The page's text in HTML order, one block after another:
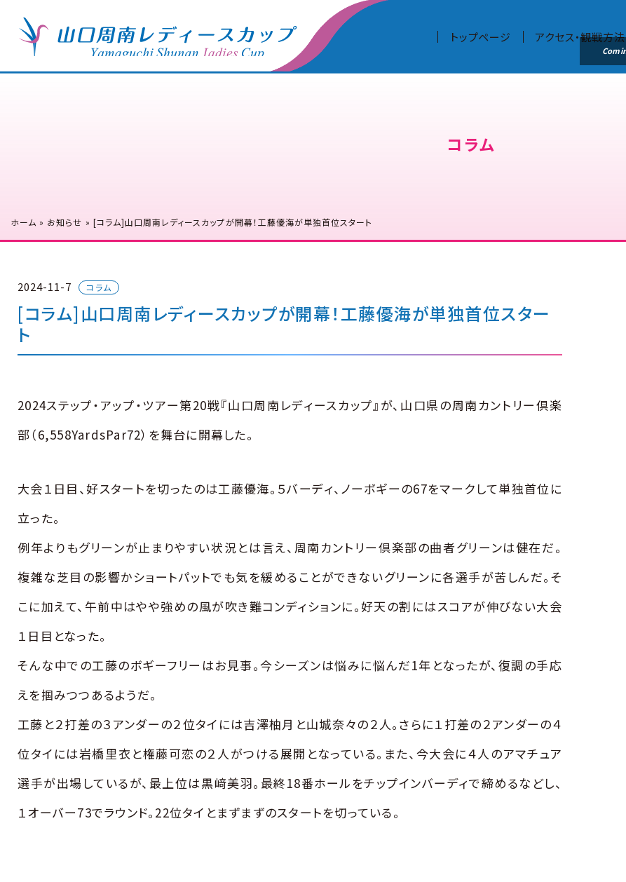
トップページ アクセス・観戦方法
コラム
ホーム » お知らせ » [コラム]山口周南レディースカップが開幕！工藤優海が単独首位スタート
2024-11-7 コラム
[コラム]山口周南レディースカップが開幕！工藤優海が単独首位スター
ト
2024ステップ・アップ・ツアー第20戦『山口周南レディースカップ』が、山口県の周南カントリー倶楽
部（6,558YardsPar72）を舞台に開幕した。
大会１日目、好スタートを切ったのは工藤優海。５バーディ、ノーボギーの67をマークして単独首位に
立った。
例年よりもグリーンが止まりやすい状況とは言え、周南カントリー倶楽部の曲者グリーンは健在だ。
複雑な芝目の影響かショートパットでも気を緩めることができないグリーンに各選手が苦しんだ。そ
こに加えて、午前中はやや強めの風が吹き難コンディションに。好天の割にはスコアが伸びない大会
１日目となった。
そんな中での工藤のボギーフリーはお見事。今シーズンは悩みに悩んだ1年となったが、復調の手応
えを掴みつつあるようだ。
工藤と２打差の３アンダーの２位タイには吉澤柚月と山城奈々の２人。さらに１打差の２アンダーの４
位タイには岩橋里衣と権藤可恋の２人がつける展開となっている。また、今大会に４人のアマチュア
選手が出場しているが、最上位は黒﨑美羽。最終18番ホールをチップインバーディで締めるなどし、
１オーバー73でラウンド。22位タイとまずまずのスタートを切っている。